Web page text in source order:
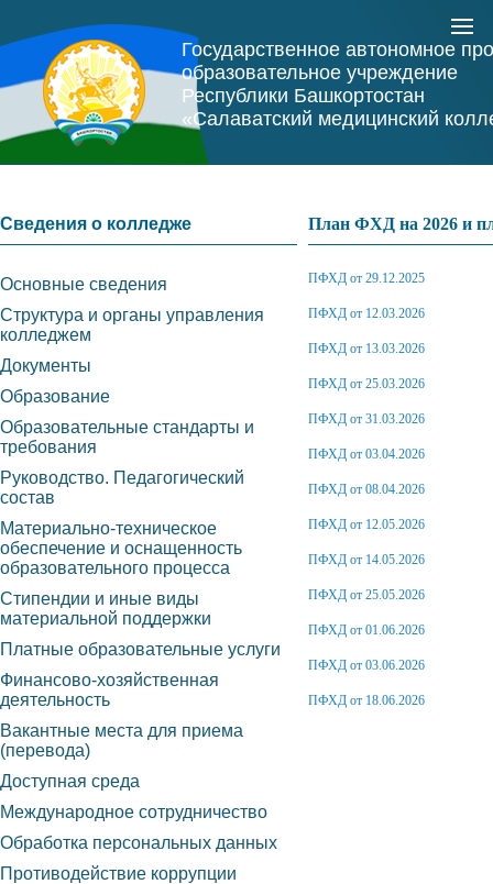
Государственное автономное
образовательное учреждение
Республики Башкортостан
«Салаватский медицинский
План ФХД на 2026 и
ПФХД от 29.12.2025
ПФХД от 12.03.2026
ПФХД от 13.03.2026
ПФХД от 25.03.2026
ПФХД от 31.03.2026
ПФХД от 03.04.2026
ПФХД от 08.04.2026
ПФХД от 12.05.2026
ПФХД от 14.05.2026
ПФХД от 25.05.2026
ПФХД от 01.06.2026
ПФХД от 03.06.2026
ПФХД от 18.06.2026
Сведения о колледже
Основные сведения
Структура и органы управления
колледжем
Документы
Образование
Образовательные стандарты и
требования
Руководство. Педагогический
состав
Материально-техническое
обеспечение и оснащенность
образовательного процесса
Стипендии и иные виды
материальной поддержки
Платные образовательные услуги
Финансово-хозяйственная
деятельность
Вакантные места для приема
(перевода)
Доступная среда
Международное сотрудничество
Обработка персональных данных
Противодействие коррупции